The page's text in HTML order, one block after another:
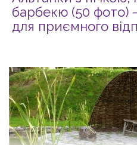
барбекю (50 фото)
для приємного